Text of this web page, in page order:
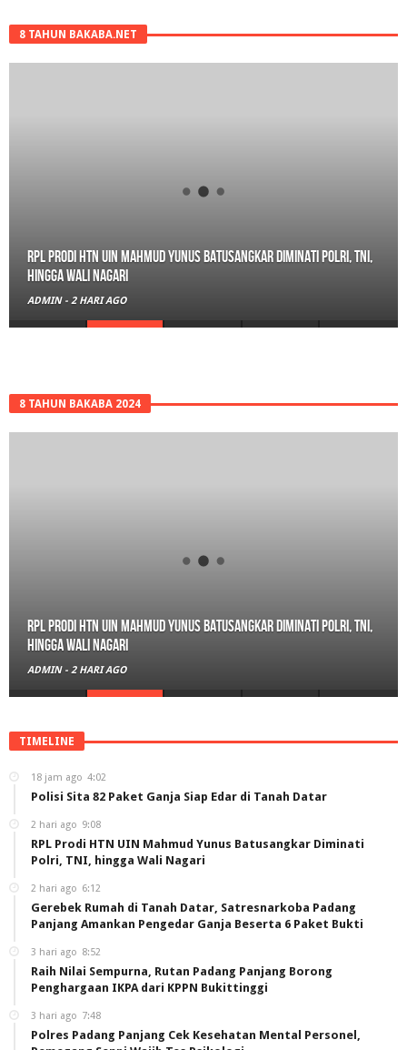
8 TAHUN BAKABA.NET
RPL Prodi HTN UIN Mahmud Yunus Batusangkar Diminati Polri, TNI,
hingga Wali Nagari
ADMIN - 2 HARI AGO
8 TAHUN BAKABA 2024
RPL Prodi HTN UIN Mahmud Yunus Batusangkar Diminati Polri, TNI,
hingga Wali Nagari
ADMIN - 2 HARI AGO
TIMELINE
18 jam ago 4:02
Polisi Sita 82 Paket Ganja Siap Edar di Tanah Datar
2 hari ago 9:08
RPL Prodi HTN UIN Mahmud Yunus Batusangkar Diminati
Polri, TNI, hingga Wali Nagari
2 hari ago 6:12
Gerebek Rumah di Tanah Datar, Satresnarkoba Padang
Panjang Amankan Pengedar Ganja Beserta 6 Paket Bukti
3 hari ago 8:52
Raih Nilai Sempurna, Rutan Padang Panjang Borong
Penghargaan IKPA dari KPPN Bukittinggi
3 hari ago 7:48
Polres Padang Panjang Cek Kesehatan Mental Personel,